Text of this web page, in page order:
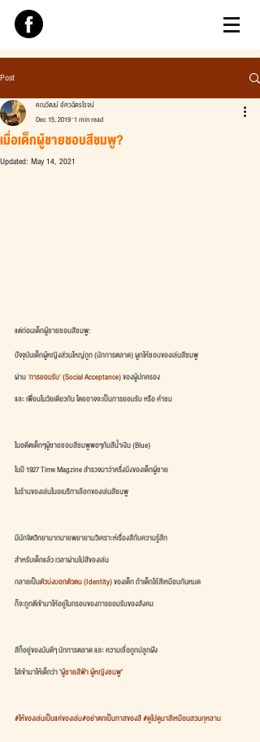
Post
เมื่อเด็กผู้ชายชอบสีชมพู?
คณวัฒน์ อัศวฉัตรโรจน์
Dec 15, 2019 1 min read
Updated: May 14, 2021
แต่ก่อนเด็กผู้ชายชอบสีชมพู:
ปัจจุบันเด็กผู้หญิงส่วนใหญ่ถูก (นักการตลาด) ผูกให้ชอบของเล่นสีชมพู
ผ่าน 'การยอมรับ' (Social Acceptance) ของผู้ปกครอง
และ เพื่อนในวัยเดียวกัน โดยอาจจะเป็นการยอมรับ หรือ คำชม
ในอดีตเด็กๆผู้ชายชอบสีชมพูพอๆกับสีน้ำเงิน (Blue)
ในปี 1927 Time Magzine สำรวจมาว่าครึ่งนึงของเด็กผู้ชาย
ในร้านของเล่นในอเมริกาเลือกของเล่นสีชมพู
มีนักจิตวิทยามากมายพยายามวิเคราะห์เรื่องสีกับความรู้สึก
สำหรับเด็กแล้ว เวลาผ่านไปสีของเล่น
กลายเป็นตัวบ่งบอกตัวตน (Identity) ของเด็ก ถ้าเด็กใช้สีเหมือนกันหมด
ก็จะถูกตีเข้ามาให้อยู่ในกรอบของการยอมรับของสังคม
สีก็อยู่ของมันดีๆ นักการตลาด และ ความเชื่อถูกปลูกฝัง
ใส่เข้ามาให้เด็กว่า "ผู้ชายสีฟ้า ผู้หญิงชมพู"
#ให้ของเล่นเป็นแค่ของเล่น#อย่าตกเป็นทาสของสี#ดูไปดูมาสีเหมือนสวนกุหลาบ